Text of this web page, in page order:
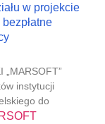
w projekcie
„MARSOFT”
instytucji
do